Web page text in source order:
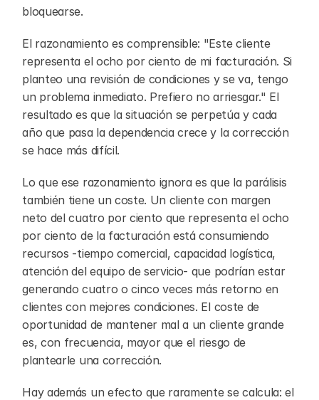
bloquearse.
El razonamiento es comprensible: "Este cliente
representa el ocho por ciento de mi facturación. Si
planteo una revisión de condiciones y se va, tengo
un problema inmediato. Prefiero no arriesgar." El
resultado es que la situación se perpetúa y cada
año que pasa la dependencia crece y la corrección
se hace más difícil.
Lo que ese razonamiento ignora es que la parálisis
también tiene un coste. Un cliente con margen
neto del cuatro por ciento que representa el ocho
por ciento de la facturación está consumiendo
recursos -tiempo comercial, capacidad logística,
atención del equipo de servicio- que podrían estar
generando cuatro o cinco veces más retorno en
clientes con mejores condiciones. El coste de
oportunidad de mantener mal a un cliente grande
es, con frecuencia, mayor que el riesgo de
plantearle una corrección.
Hay además un efecto que raramente se calcula: el